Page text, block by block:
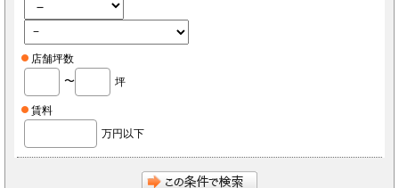
店舗坪数
〜
坪
賃料
万円以下